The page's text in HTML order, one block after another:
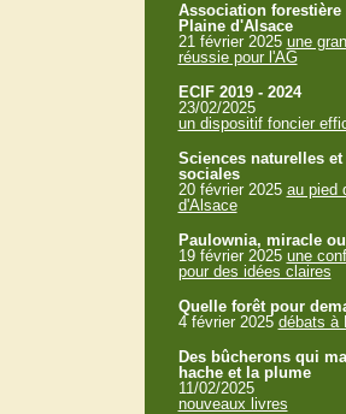
Association forestière
Plaine d'Alsace
21 février 2025 une
réussie pour l'AG
ECIF 2019 - 2024
23/02/2025
un dispositif foncier
Sciences naturelles
sociales
20 février 2025 au pied
d'Alsace
Paulownia, miracle
19 février 2025 une
pour des idées claires
Quelle forêt pour
4 février 2025 débats à
Des bûcherons qui
hache et la plume
11/02/2025
nouveaux livres